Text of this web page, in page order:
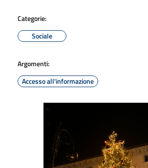
Categorie:
Sociale
Argomenti:
Accesso all'informazione